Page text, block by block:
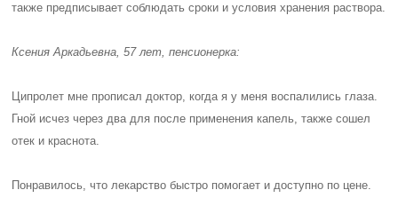
также предписывает соблюдать сроки и условия хранения раствора.
Ксения Аркадьевна, 57 лет, пенсионерка:
Ципролет мне прописал доктор, когда я у меня воспалились глаза.
Гной исчез через два для после применения капель, также сошел
отек и краснота.
Понравилось, что лекарство быстро помогает и доступно по цене.